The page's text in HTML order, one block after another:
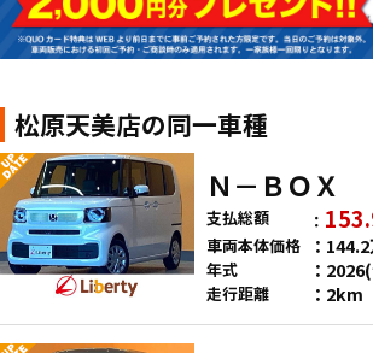
松原天美店の同一車種
Ｎ－ＢＯＸ
支払総額
車両本体価格
144.2
年式
走行距離 2km